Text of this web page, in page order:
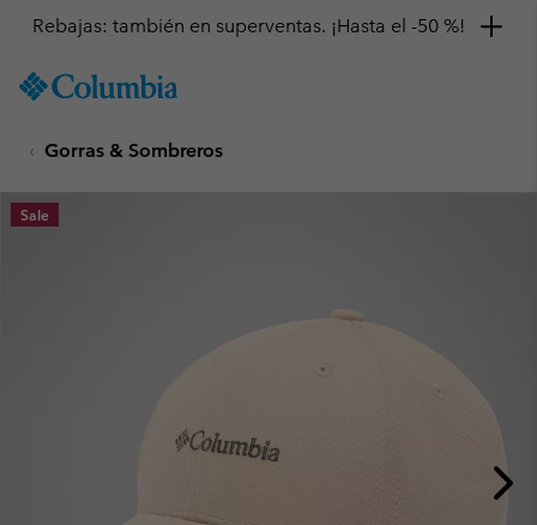
TO
SKIP
MAIN
NAV
Rebajas: también en superventas. ¡Hasta el -50 %!
Gorras & Sombreros
Sale